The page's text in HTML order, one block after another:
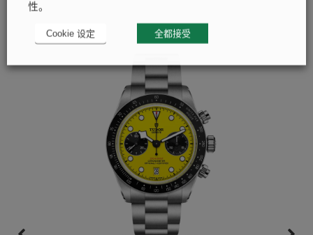
性。
Cookie 设定 全都接受